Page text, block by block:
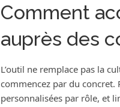
Comment
auprès des
L’outil ne remplace pas la
commencez par du concret.
personnalisées par rôle, et